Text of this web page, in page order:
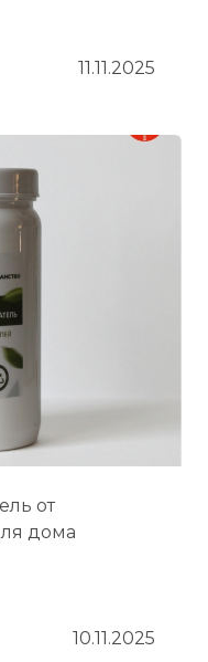
11.11.2025
от
дома
10.11.2025